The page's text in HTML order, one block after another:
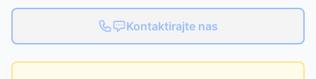
Kontaktirajte nas